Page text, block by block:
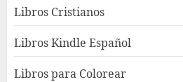
Libros Cristianos
Libros Kindle Español
Libros para Colorear